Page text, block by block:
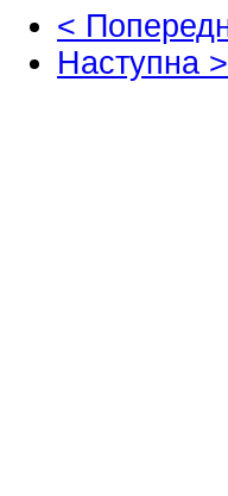
<
Наступна >